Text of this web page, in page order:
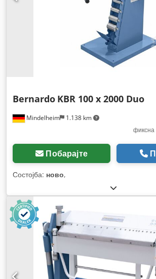
Mindelheim 1.138 km
Bernardo KBR 100 x 2000 Duo
Побарајте
Состојба: ново,